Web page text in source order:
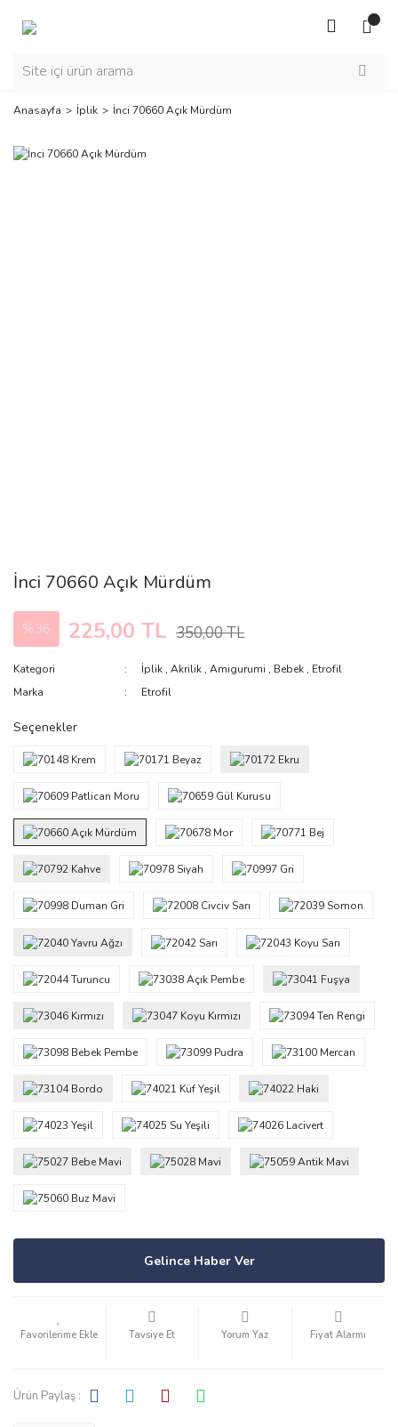
Anasayfa İplik İnci 70660 Açık Mürdüm
İnci 70660 Açık Mürdüm
%36 225,00 TL 350,00 TL
Kategori İplik ,Akrilik ,Amigurumi , Bebek , Etrofil
Marka
Etrofil
Seçenekler
Gelince Haber Ver
Tavsiye Et Yorum Yaz Fiyat Alarmı
Ürün Paylaş :